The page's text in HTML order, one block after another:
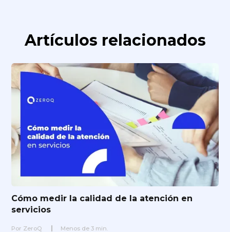
Artículos relacionados
Cómo medir la calidad de la atención en
servicios
Por ZeroQ Menos de 3 min.